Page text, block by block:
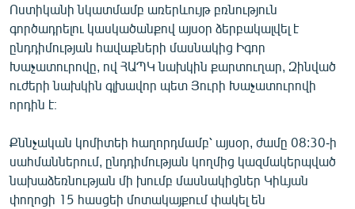
ԱՐԽԻՎ
ՏԵՍԱՆՅՈՒԹԵՐ
ԲԱՆԱՎԵՃ
ՁԳՏԵԼՈՎ ԼԱՎԱԳՈՒՅՆԻՆ
Հայերեն
English
Ոստիկանի նկատմամբ առերևույթ բռնություն
գործադրելու կասկածանքով այսօր ձերբակալվել է
ընդդիմության հավաքների մասնակից Իգոր
Խաչատուրովը, ով ՀԱՊԿ նախկին քարտուղար, Զինված
ուժերի նախկին գլխավոր պետ Յուրի Խաչատուրովի
որդին է։
Քննչական կոմիտեի հաղորդմամբ՝ այսօր, ժամը 08:30-ի
սահմաններում, ընդդիմության կողմից կազմակերպված
նախաձեռնության մի խումբ մասնակիցներ Կիևյան
փողոցի 15 հասցեի մոտակայքում փակել են